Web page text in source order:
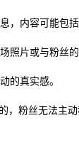
，内容可能包
照片或与粉丝的
的真实感。
，粉丝无法主